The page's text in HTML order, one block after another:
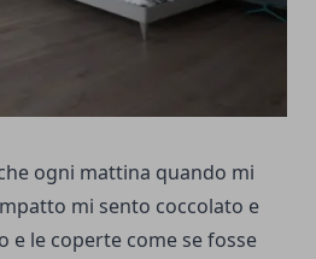
ogni mattina quando mi
mi sento coccolato e
e le coperte come se fosse